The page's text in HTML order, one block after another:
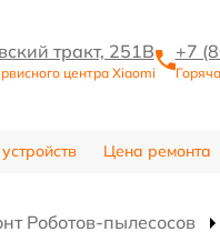
тракт, 251В
центра Xiaomi
+7
Цена ремонта
Роботов-пылесосов